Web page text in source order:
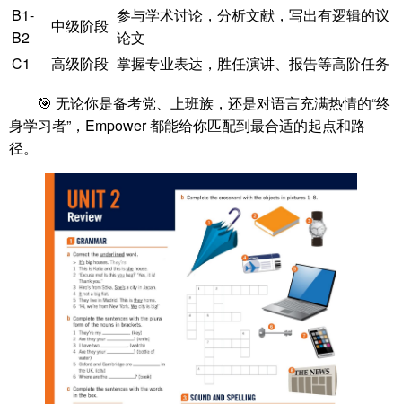
B1-
B2
中级阶段
参与学术讨论，分析文献，写出有逻辑的议
论文
C1
高级阶段 掌握专业表达，胜任演讲、报告等高阶任务
🎯 无论你是备考党、上班族，还是对语言充满热情的“终
身学习者”，Empower 都能给你匹配到最合适的起点和路
径。